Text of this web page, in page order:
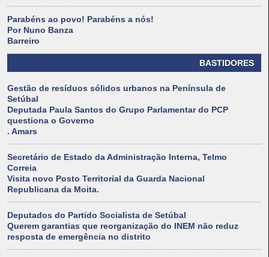
Parabéns ao povo! Parabéns a nós!
Por Nuno Banza
Barreiro
BASTIDORES
Gestão de resíduos sólidos urbanos na Península de
Setúbal
Deputada Paula Santos do Grupo Parlamentar do PCP
questiona o Governo
. Amars
Secretário de Estado da Administração Interna, Telmo
Correia
Visita novo Posto Territorial da Guarda Nacional
Republicana da Moita.
Deputados do Partido Socialista de Setúbal
Querem garantias que reorganização do INEM não reduz
resposta de emergência no distrito